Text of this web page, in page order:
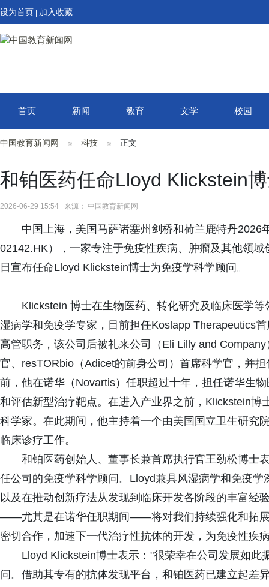
设为首页 加入收藏
首页 新闻 教育 文学 校园
中国教育新闻网 科技 正文
和铂医药任命Lloyd Klickstein
2026-06-29 15:54 来源： 中国教育新闻网
中国上海，美国马萨诸塞州剑桥和荷兰鹿特丹
02142.HK），一家专注于免疫性疾病、肿瘤及其他领
日宣布任命Lloyd Klickstein博士为免疫学科学顾问。
Klickstein 博士在生物医药、转化研究及临床医学
湿病学和免疫学专家，目前担任Koslapp Therapeutics
高管职务，该公司后被礼来公司（Eli Lilly and
官、resTORbio（Adicet的前身公司）首席科学官，并
前，他在诺华（Novartis）任职超过十年，担任诺华生
和评估新型治疗靶点。在进入产业界之前，Klickstein
科学家。在此期间，他主持着一个由美国国立卫生研究
临床诊疗工作。
和铂医药创始人、董事长兼首席执行官王劲松博士
任公司的免疫学科学顾问。Lloyd兼具风湿病学和免疫
以及在推动创新疗法从发现到临床开发各阶段的丰富经
——尤其是在诺华任职期间——将对我们持续强化和拓展
密切合作，加速下一代治疗性抗体的开发，为免疫性疾
Lloyd Klickstein博士表示："很荣幸在公司发展如
问。借助其专有的抗体发现平台，和铂医药已建立起差